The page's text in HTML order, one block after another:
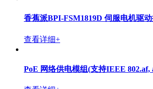
香蕉派BPI-FSM1819D 伺服电机驱
查看详细+
PoE 网络供电模组(支持IEEE 802.af,